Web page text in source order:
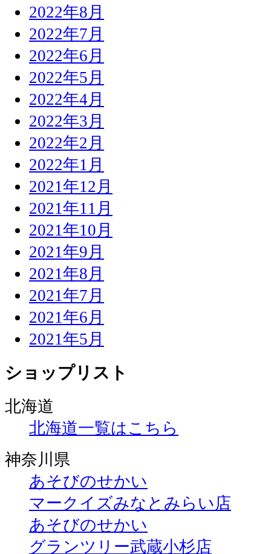
2022年8月
2022年7月
2022年6月
2022年5月
2022年4月
2022年3月
2022年2月
2022年1月
2021年12月
2021年11月
2021年10月
2021年9月
2021年8月
2021年7月
2021年6月
2021年5月
ショップリスト
北海道
北海道一覧はこちら
神奈川県
あそびのせかい
マークイズみなとみらい店
あそびのせかい
グランツリー武蔵小杉店